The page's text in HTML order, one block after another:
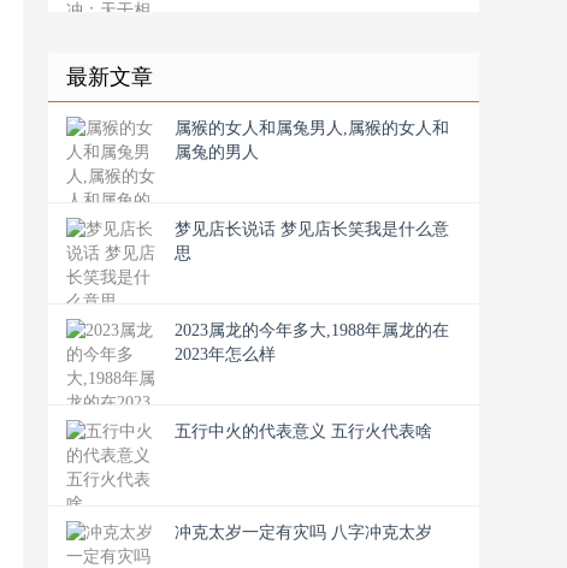
最新文章
属猴的女人和属兔男人,属猴的女人和
属兔的男人
梦见店长说话 梦见店长笑我是什么意
思
2023属龙的今年多大,1988年属龙的在
2023年怎么样
五行中火的代表意义 五行火代表啥
冲克太岁一定有灾吗 八字冲克太岁